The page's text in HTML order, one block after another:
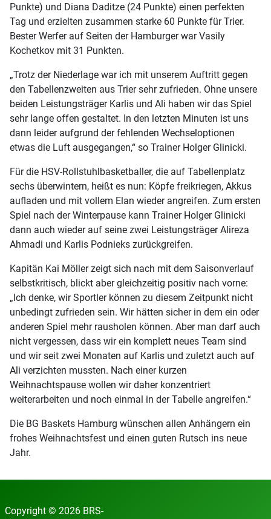
Punkte) und Diana Daditze (24 Punkte) einen perfekten
Tag und erzielten zusammen starke 60 Punkte für Trier.
Bester Werfer auf Seiten der Hamburger war Vasily
Kochetkov mit 31 Punkten.
„Trotz der Niederlage war ich mit unserem Auftritt gegen
den Tabellenzweiten aus Trier sehr zufrieden. Ohne unsere
beiden Leistungsträger Karlis und Ali haben wir das Spiel
sehr lange offen gestaltet. In den letzten Minuten ist uns
dann leider aufgrund der fehlenden Wechseloptionen
etwas die Luft ausgegangen,“ so Trainer Holger Glinicki.
Für die HSV-Rollstuhlbasketballer, die auf Tabellenplatz
sechs überwintern, heißt es nun: Köpfe freikriegen, Akkus
aufladen und mit vollem Elan wieder angreifen. Zum ersten
Spiel nach der Winterpause kann Trainer Holger Glinicki
dann auch wieder auf seine zwei Leistungsträger Alireza
Ahmadi und Karlis Podnieks zurückgreifen.
Kapitän Kai Möller zeigt sich nach mit dem Saisonverlauf
selbstkritisch, blickt aber gleichzeitig positiv nach vorne:
„Ich denke, wir Sportler können zu diesem Zeitpunkt nicht
unbedingt zufrieden sein. Wir hätten sicher in dem ein oder
anderen Spiel mehr rausholen können. Aber man darf auch
nicht vergessen, dass wir ein komplett neues Team sind
und wir seit zwei Monaten auf Karlis und zuletzt auch auf
Ali verzichten mussten. Nach einer kurzen
Weihnachtspause wollen wir daher konzentriert
weiterarbeiten und noch einmal in der Tabelle angreifen.“
Die BG Baskets Hamburg wünschen allen Anhängern ein
frohes Weihnachtsfest und einen guten Rutsch ins neue
Jahr.
Copyright © 2026 BRS-